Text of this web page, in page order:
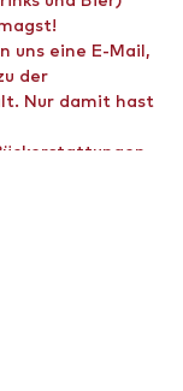
uns eine E-Mail,
der
Nur damit hast